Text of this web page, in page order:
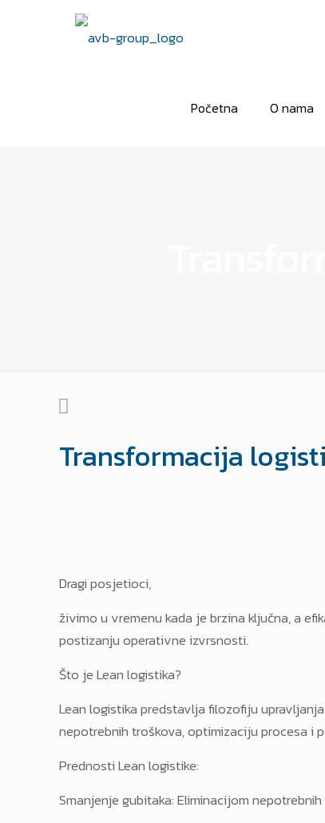
Početna O nama
Transformacija
Dragi posjetioci,
živimo u vremenu kada je brzina ključna, a
postizanju operativne izvrsnosti.
Što je Lean logistika?
Lean logistika predstavlja filozofiju
nepotrebnih troškova, optimizaciju procesa i
Prednosti Lean logistike:
Smanjenje gubitaka: Eliminacijom